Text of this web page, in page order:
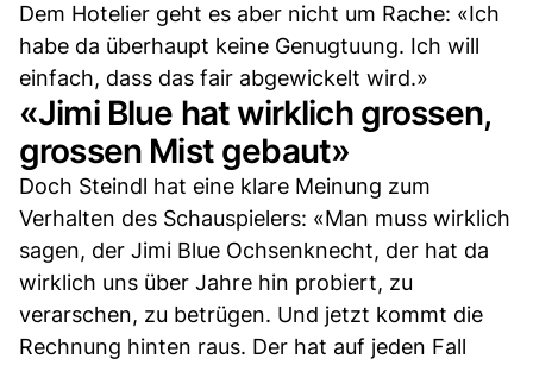
Dem Hotelier geht es aber nicht um Rache: «Ich
habe da überhaupt keine Genugtuung. Ich will
einfach, dass das fair abgewickelt wird.»
«Jimi Blue hat wirklich grossen,
grossen Mist gebaut»
Doch Steindl hat eine klare Meinung zum
Verhalten des Schauspielers: «Man muss wirklich
sagen, der Jimi Blue Ochsenknecht, der hat da
wirklich uns über Jahre hin probiert, zu
verarschen, zu betrügen. Und jetzt kommt die
Rechnung hinten raus. Der hat auf jeden Fall